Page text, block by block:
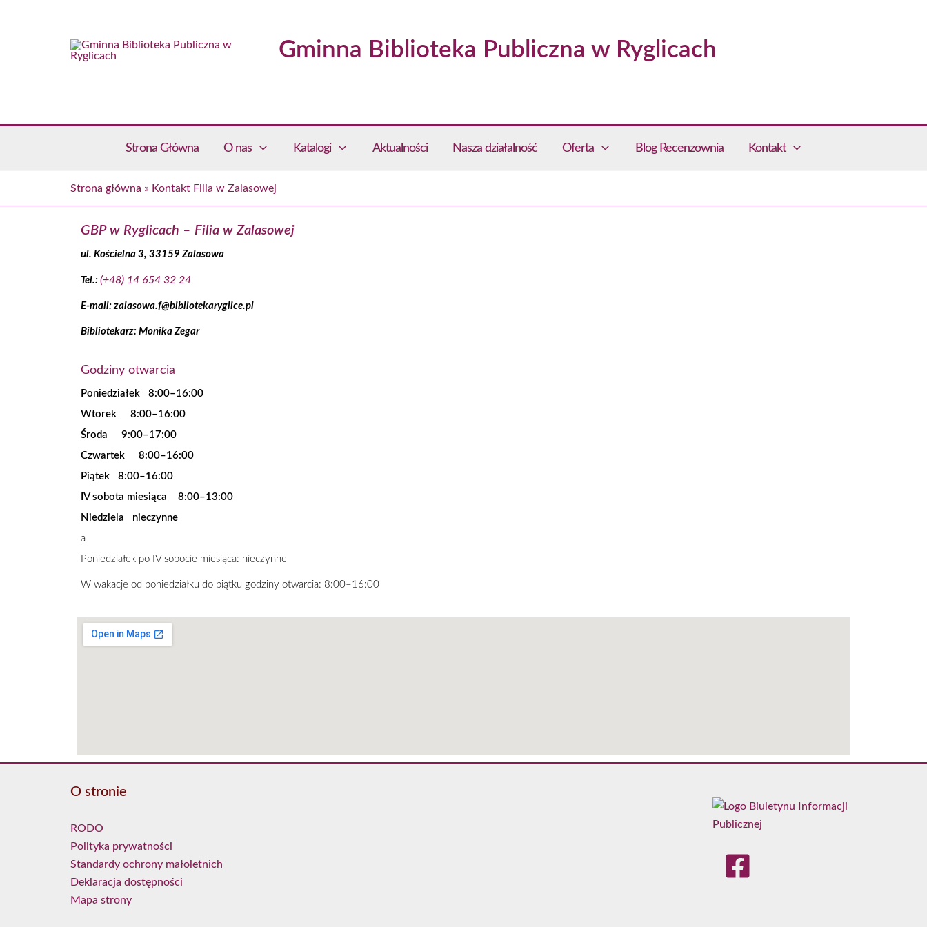
Gminna Biblioteka Publiczna w Ryglicach
Strona Główna O nas Katalogi Aktualności Nasza działalność Oferta Blog Recenzownia Kontakt
Strona główna » Kontakt Filia w Zalasowej
GBP w Ryglicach – Filia w Zalasowej
ul. Kościelna 3, 33159 Zalasowa
Tel.: (+48) 14 654 32 24
E-mail: zalasowa.f@bibliotekaryglice.pl
Bibliotekarz: Monika Zegar
Godziny otwarcia
Poniedziałek 8:00–16:00
Wtorek 8:00–16:00
Środa 9:00–17:00
Czwartek 8:00–16:00
Piątek 8:00–16:00
IV sobota miesiąca 8:00–13:00
Niedziela nieczynne
a
Poniedziałek po IV sobocie miesiąca: nieczynne
W wakacje od poniedziałku do piątku godziny otwarcia: 8:00–16:00
O stronie
RODO
Polityka prywatności
Standardy ochrony małoletnich
Deklaracja dostępności
Mapa strony